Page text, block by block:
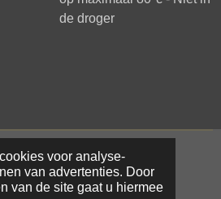
voor analyse-
van advertenties. Door
van de site gaat u hiermee
de droger